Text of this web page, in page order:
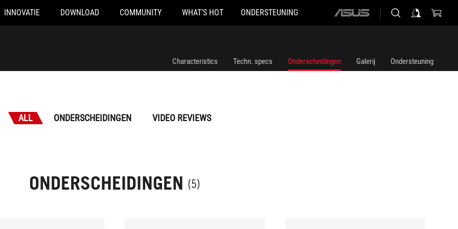
INNOVATIE DOWNLOAD COMMUNITY WHAT'S HOT ONDERSTEUNING
ASUS
Characteristics Techn. specs Onderscheidingen Galerij Ondersteuning
ALL ONDERSCHEIDINGEN VIDEO REVIEWS
ONDERSCHEIDINGEN (5)